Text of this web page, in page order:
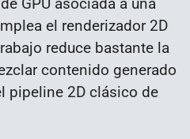
GPU asociada a una
el renderizador 2D
reduce bastante la
contenido generado
pipeline 2D clásico de